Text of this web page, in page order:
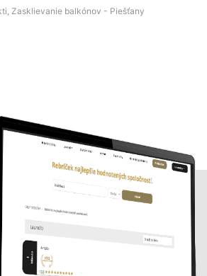
Zasklievanie balkónov - Piešťany